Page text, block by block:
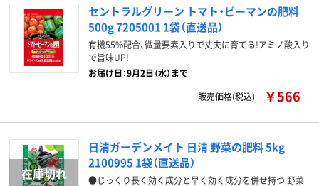
セントラルグリーン トマト・ピーマンの肥料
500g 7205001 1袋（直送品）
有機55%配合、微量要素入りで丈夫に育てる!アミノ酸入り
で旨味UP!
お届け日：9月2日（水）まで
販売価格(税込)
￥566
日清ガーデンメイト 日清 野菜の肥料 5kg
2100995 1袋（直送品）
●じっくり長く効く成分と早く効く成分を併せ持つ 野菜